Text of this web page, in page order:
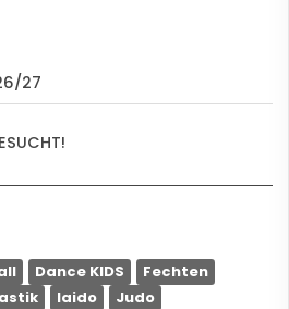
27
Dance KIDS
Fechten
Iaido
Judo